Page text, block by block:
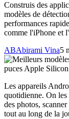
Construis des
modèles de
performances
comme l'iPhone et
ABAbirami Vina5
Les appareils
quotidienne. On les
des photos,
tout au long de la